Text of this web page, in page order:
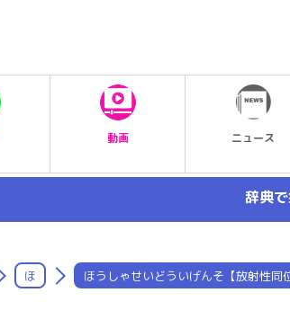
動画 ニュース
辞典
ほ ほうしゃせいどういげんそ【放射性同